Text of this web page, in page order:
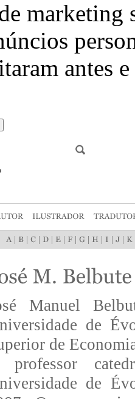
marketing
antes
Manuel
de
de
professor
de